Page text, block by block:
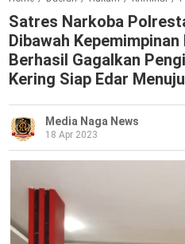
Satres Narkoba
Dibawah
Berhasil Gagalkan
Kering Siap Edar
Media Naga News
18 Apr 2023